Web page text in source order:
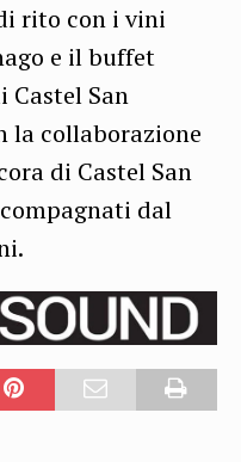
rito con i vini
e il buffet
Castel San
la collaborazione
di Castel San
dal